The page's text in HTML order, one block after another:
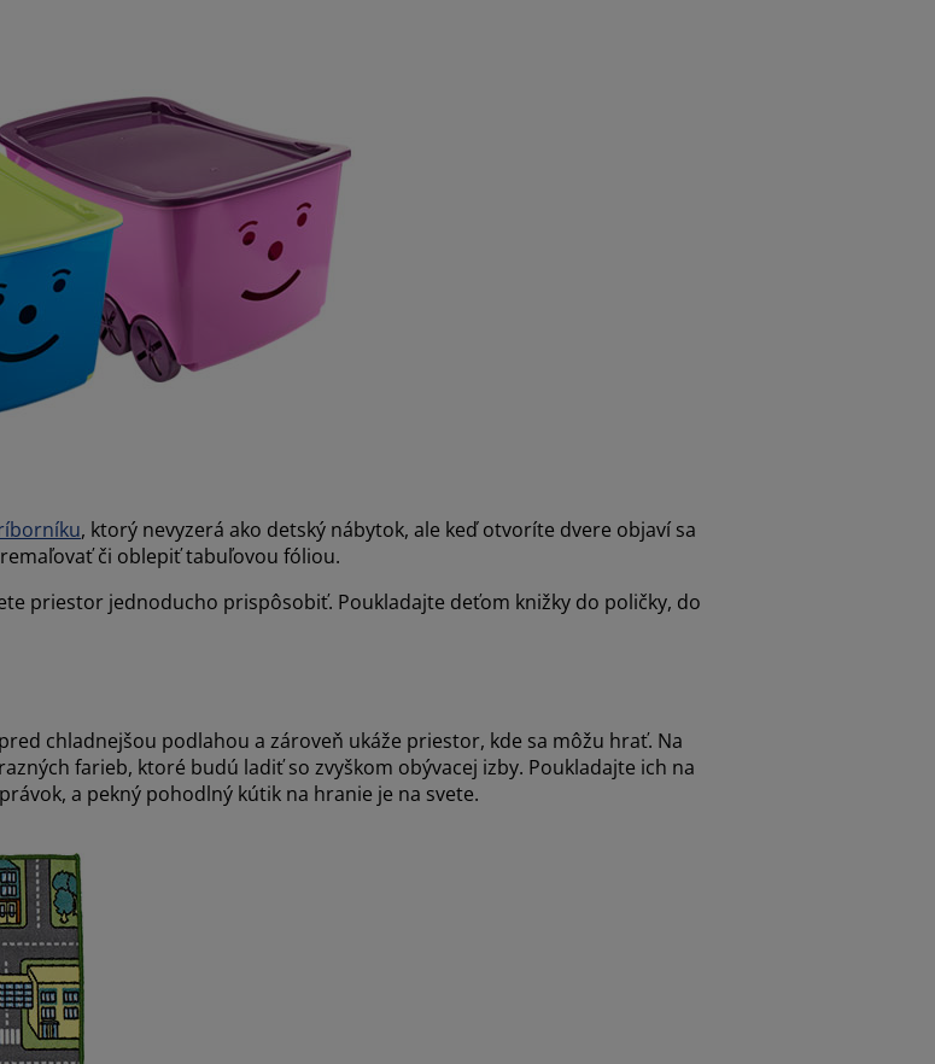
, ktorý nevyzerá ako detský nábytok, ale keď otvoríte dvere objaví sa
či oblepiť tabuľovou fóliou.
priestor jednoducho prispôsobiť. Poukladajte deťom knižky do poličky, do
chladnejšou podlahou a zároveň ukáže priestor, kde sa môžu hrať. Na
farieb, ktoré budú ladiť so zvyškom obývacej izby. Poukladajte ich na
a pekný pohodlný kútik na hranie je na svete.